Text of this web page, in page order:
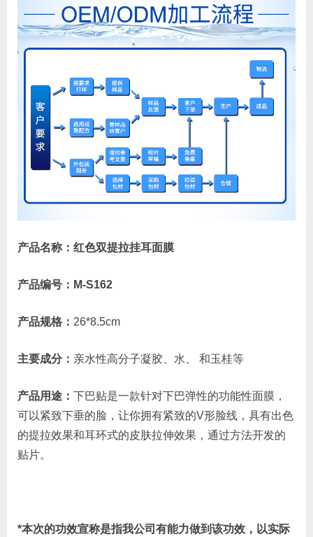
产品名称：红色双提拉挂耳面膜
产品编号：M-S162
产品规格： 26*8.5cm
主要成分： 亲水性高分子凝胶、水、 和玉桂等
产品用途： 下巴贴是一款针对下巴弹性的功能性面膜，
可以紧致下垂的脸，让你拥有紧致的V形脸线，具有出色
的提拉效果和耳环式的皮肤拉伸效果，通过方法开发的
贴片。
*本次的功效宣称是指我公司有能力做到该功效，以实际